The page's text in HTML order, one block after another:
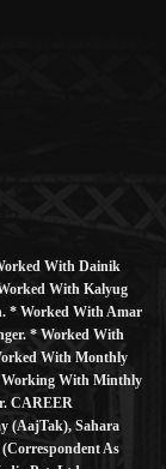
With Dainik
With Kalyug
* Worked With Amar
* Worked With
With Monthly
With Minthly
CAREER
(AajTak), Sahara
As